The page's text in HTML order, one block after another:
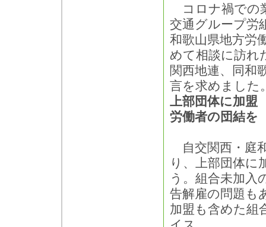
コロナ禍での
交通グループ労
和歌山県地方労
めて相談に訪れ
関西地連、同和
言を求めました
上部団体に加盟
労働者の団結を
自交関西・庭
り、上部団体に
う。組合未加入
告解雇の問題も
加盟も含めた組